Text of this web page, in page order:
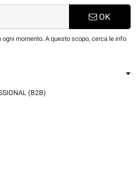
OK
ogni momento. A questo scopo, cerca le info
(B2B)